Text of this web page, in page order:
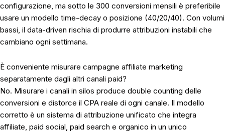
configurazione, ma sotto le 300 conversioni mensili è preferibile
usare un modello time-decay o posizione (40/20/40). Con volumi
bassi, il data-driven rischia di produrre attribuzioni instabili che
cambiano ogni settimana.
È conveniente misurare campagne affiliate marketing
separatamente dagli altri canali paid?
No. Misurare i canali in silos produce double counting delle
conversioni e distorce il CPA reale di ogni canale. Il modello
corretto è un sistema di attribuzione unificato che integra
affiliate, paid social, paid search e organico in un unico